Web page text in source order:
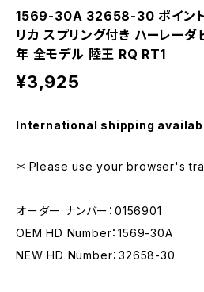
1569-30A 32658-30 ポイント
リカ スプリング付き ハーレー
年 全モデル 陸王 RQ RT1
¥3,925
International shipping
＊ Please use your browser's
オーダー ナンバー：0156901
OEM HD Number：1569-30A
NEW HD Number：32658-30